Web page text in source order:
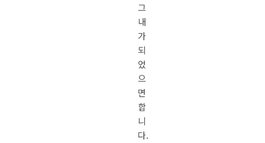
그
내
가
되
었
으
면
합
니
다.